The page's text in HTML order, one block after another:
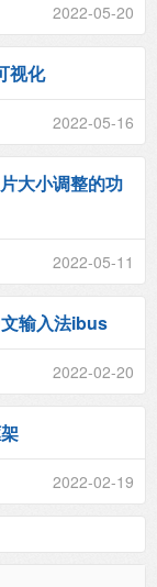
2022-05-20
视化
2022-05-16
大小调整的功
2022-05-11
输入法ibus
2022-02-20
2022-02-19